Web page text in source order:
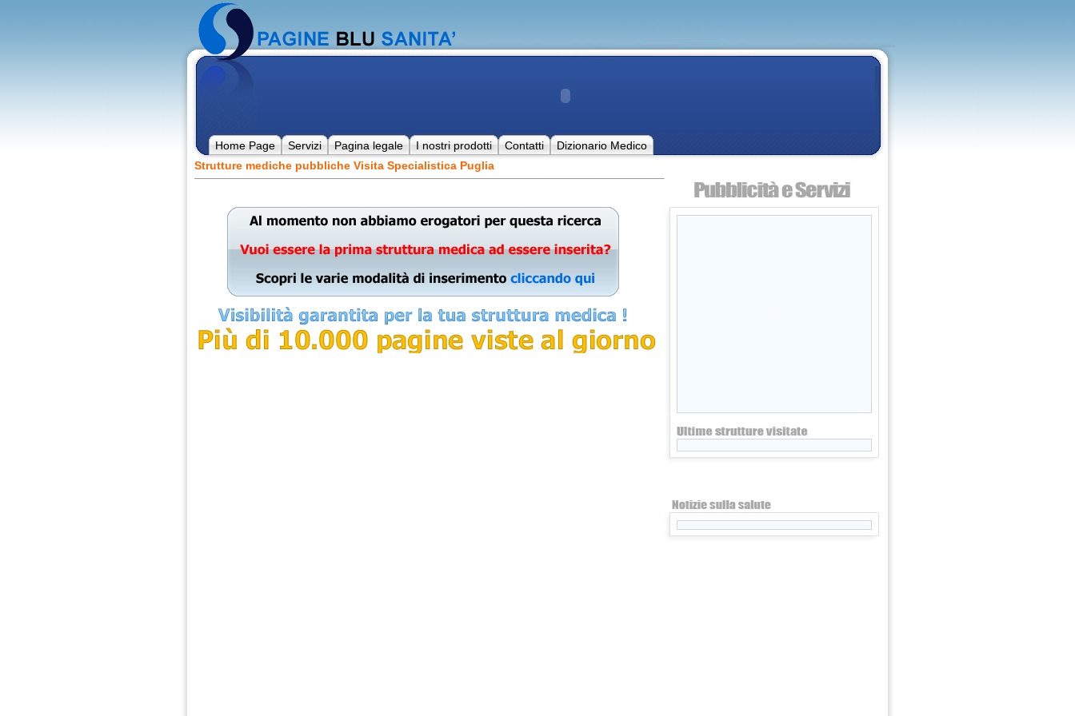
Home Page Servizi Pagina legale I nostri prodotti Contatti
Dizionario Medico
Strutture mediche pubbliche Visita Specialistica Puglia